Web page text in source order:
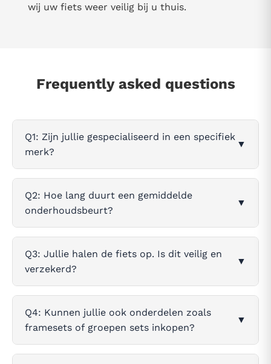
wij uw fiets weer veilig bij u thuis.
Frequently asked questions
Q1: Zijn jullie gespecialiseerd in een specifiek
merk?
▼
Q2: Hoe lang duurt een gemiddelde
onderhoudsbeurt?
▼
Q3: Jullie halen de fiets op. Is dit veilig en
verzekerd?
▼
Q4: Kunnen jullie ook onderdelen zoals
framesets of groepen sets inkopen?
▼